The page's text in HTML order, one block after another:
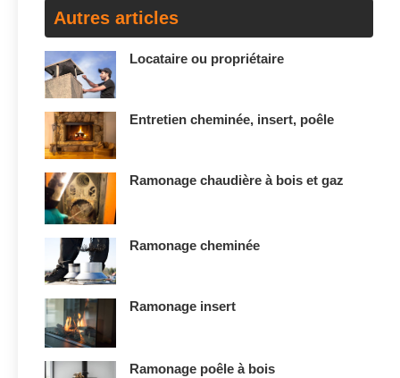
Autres articles
Locataire ou propriétaire
Entretien cheminée, insert, poêle
Ramonage chaudière à bois et gaz
Ramonage cheminée
Ramonage insert
Ramonage poêle à bois